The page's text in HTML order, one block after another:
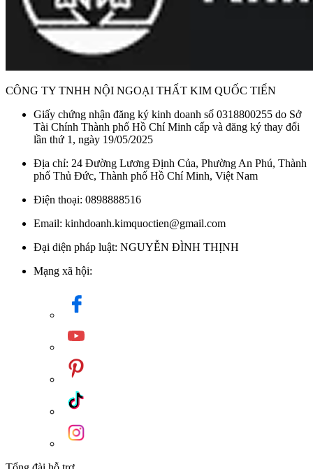
CÔNG TY TNHH NỘI NGOẠI THẤT KIM QUỐC TIẾN
Giấy chứng nhận đăng ký kinh doanh số 0318800255 do Sở
Tài Chính Thành phố Hồ Chí Minh cấp và đăng ký thay đổi
lần thứ 1, ngày 19/05/2025
Địa chỉ: 24 Đường Lương Định Của, Phường An Phú, Thành
phố Thủ Đức, Thành phố Hồ Chí Minh, Việt Nam
Điện thoại: 0898888516
Email: kinhdoanh.kimquoctien@gmail.com
Đại diện pháp luật: NGUYỄN ĐÌNH THỊNH
Mạng xã hội: